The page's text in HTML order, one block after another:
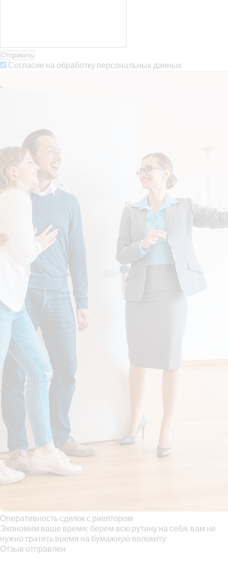
Отправить
Согласие на обработку персональных данных
Оперативность сделок с риелтором
Экономим ваше время: берем всю рутину на себя, вам не
нужно тратить время на бумажную волокиту
Отзыв отправлен